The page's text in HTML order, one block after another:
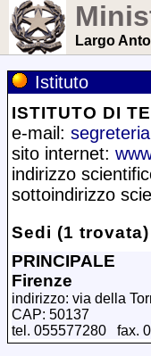
Largo
Istituto
ISTITUTO DI
e-mail:
sito internet:
indirizzo
sottoindirizzo
Sedi (1 trovata)
PRINCIPALE
Firenze
indirizzo: via della
CAP: 50137
tel. 055577280 fax.